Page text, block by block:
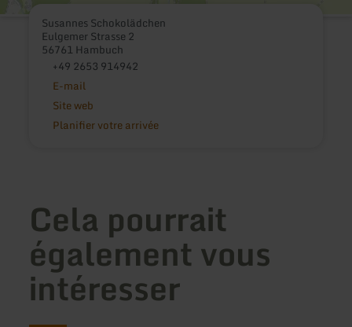
Susannes Schokolädchen
Eulgemer Strasse 2
56761 Hambuch
+49 2653 914942
E-mail
Site web
Planifier votre arrivée
Cela pourrait
également vous
intéresser